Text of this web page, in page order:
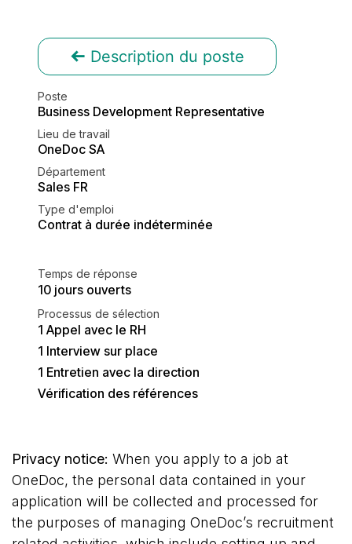
Description du poste
Poste
Business Development Representative
Lieu de travail
OneDoc SA
Département
Sales FR
Type d'emploi
Contrat à durée indéterminée
Temps de réponse
10 jours ouverts
Processus de sélection
1 Appel avec le RH
1 Interview sur place
1 Entretien avec la direction
Vérification des références
Privacy notice: When you apply to a job at
OneDoc, the personal data contained in your
application will be collected and processed for
the purposes of managing OneDoc’s recruitment